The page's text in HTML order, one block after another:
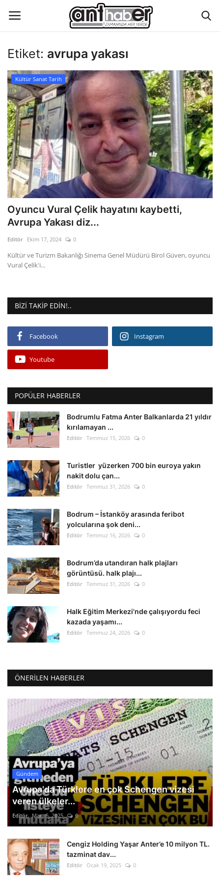
Eğitim
Aktüel Magazin
Hakkımızda
İletişim
Asayiş
Çevre
Gizlilik Politikası
Reklam ve İşbirliği
Turizm
Siyaset
Bodrum Nöbetçi Eczaneler
Köşe Yazarları
Spor
Kültür Sanat Tarih
Sağlık
Ekonomi
Gündem
Dünya
Etiket: avrupa yakası
Kültür Sanat Tarih
Oyuncu Vural Çelik hayatını kaybetti,
Avrupa Yakası diz...
Editör Ekim 17, 2024 0
Kültür ve Turizm Bakanlığı Sinema Genel Müdürü Birol Güven, oyuncu
Vural Çelik'i...
BIZI TAKIP EDIN!..
Facebook Instagram
Youtube
POPÜLER HABERLER
Bodrumlu Fatma Anter Balkanlarda 21 yıldır
kırılamayan ...
Editör Temmuz 15, 2026 0
Turistler yüzerken 700 bin euroya yakın
nakit dolu çan...
Editör Temmuz 31, 2026 0
Bodrum – İstanköy arasında feribot
yolcularına şok deni...
Editör Temmuz 16, 2026 0
Bodrum’da utandıran halk plajları
görüntüsü. halk plajı...
Editör Temmuz 31, 2026 0
Halk Eğitim Merkezi'nde çalışıyordu feci
kazada yaşamı...
Editör Temmuz 24, 2026 0
ÖNERILEN HABERLER
Gündem
Avrupa'da Türklere en çok Schengen vizesi
veren ülkeler...
Editör Mart 5, 2025 0
Cengiz Holding Yaşar Anter’e 10 milyon TL.
tazminat dav...
Editör Ocak 19, 2025 0